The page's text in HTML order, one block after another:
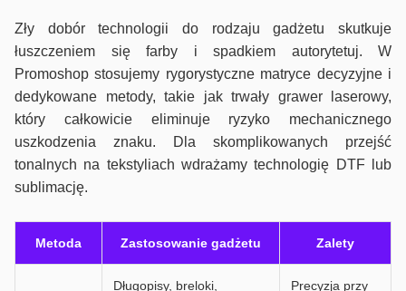
Zły dobór technologii do rodzaju gadżetu skutkuje
łuszczeniem się farby i spadkiem autorytetuj. W
Promoshop stosujemy rygorystyczne matryce decyzyjne i
dedykowane metody, takie jak trwały grawer laserowy,
który całkowicie eliminuje ryzyko mechanicznego
uszkodzenia znaku. Dla skomplikowanych przejść
tonalnych na tekstyliach wdrażamy technologię DTF lub
sublimację.
Metoda Zastosowanie gadżetu Zalety
Długopisy, breloki,
Precyzja przy